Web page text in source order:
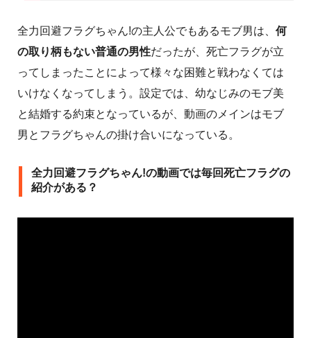
全力回避フラグちゃん!の主人公でもあるモブ男は、 何
の取り柄もない普通の男性だったが、死亡フラグが立
ってしまったことによって様々な困難と戦わなくては
いけなくなってしまう。設定では、幼なじみのモブ美
と結婚する約束となっているが、動画のメインはモブ
男とフラグちゃんの掛け合いになっている。
全力回避フラグちゃん!の動画では毎回死亡フラグの
紹介がある？